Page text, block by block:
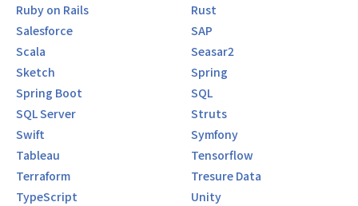
Ruby on Rails
Rust
Salesforce
SAP
Scala
Seasar2
Sketch
Spring
Spring Boot
SQL
SQL Server
Struts
Swift
Symfony
Tableau
Tensorflow
Terraform
Tresure Data
TypeScript
Unity